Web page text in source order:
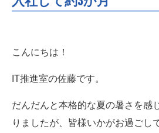
こんにちは！
IT推進室の佐藤です。
だんだんと本格的な夏の暑さを感
りましたが、皆様いかがお過ごし